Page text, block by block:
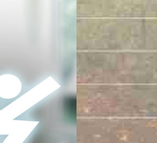
マケドニア語
オランダ語
ノルウェー語
ポルトガル語
ロシア語